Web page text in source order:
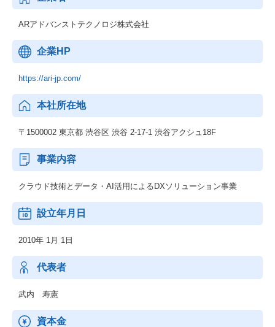
ARアドバンストテクノロジ株式会社
企業HP
https://ari-jp.com/
本社所在地
〒1500002 東京都 渋谷区 渋谷 2-17-1 渋谷アクシュ18F
事業内容
クラウド技術とデータ・AI活用によるDXソリューション事業
設立年月日
2010年 1月 1日
代表者
武内 寿憲
資本金